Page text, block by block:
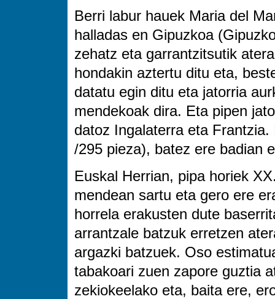
Berri labur hauek Maria del
halladas en Gipuzkoa
zehatz eta garrantzitsutik
hondakin aztertu ditu eta,
datatu egin ditu eta jatorria
mendekoak dira. Eta pipen
datoz Ingalaterra eta
/295 pieza), batez ere badian
Euskal Herrian, pipa horiek
mendean sartu eta gero ere
horrela erakusten dute
arrantzale batzuk erretzen
argazki batzuek. Oso
tabakoari zuen zapore guztia
zekiokeelako eta, baita ere,